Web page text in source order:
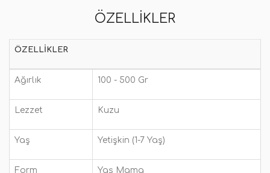
ÖZELLIKLER
ÖZELLIKLER
Ağırlık 100 - 500 Gr
Lezzet Kuzu
Yaş Yetişkin (1-7 Yaş)
Form Yaş Mama